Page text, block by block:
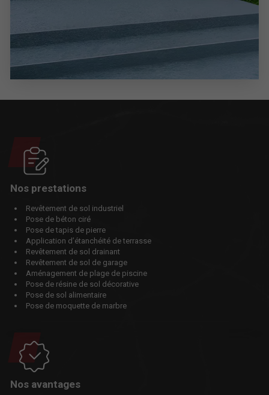
Nos prestations
Revêtement de sol industriel
Pose de béton ciré
Pose de tapis de pierre
Application d’étanchéité de terrasse
Revêtement de sol drainant
Revêtement de sol de garage
Aménagement de plage de piscine
Pose de résine de sol décorative
Pose de sol alimentaire
Pose de moquette de marbre
Nos avantages